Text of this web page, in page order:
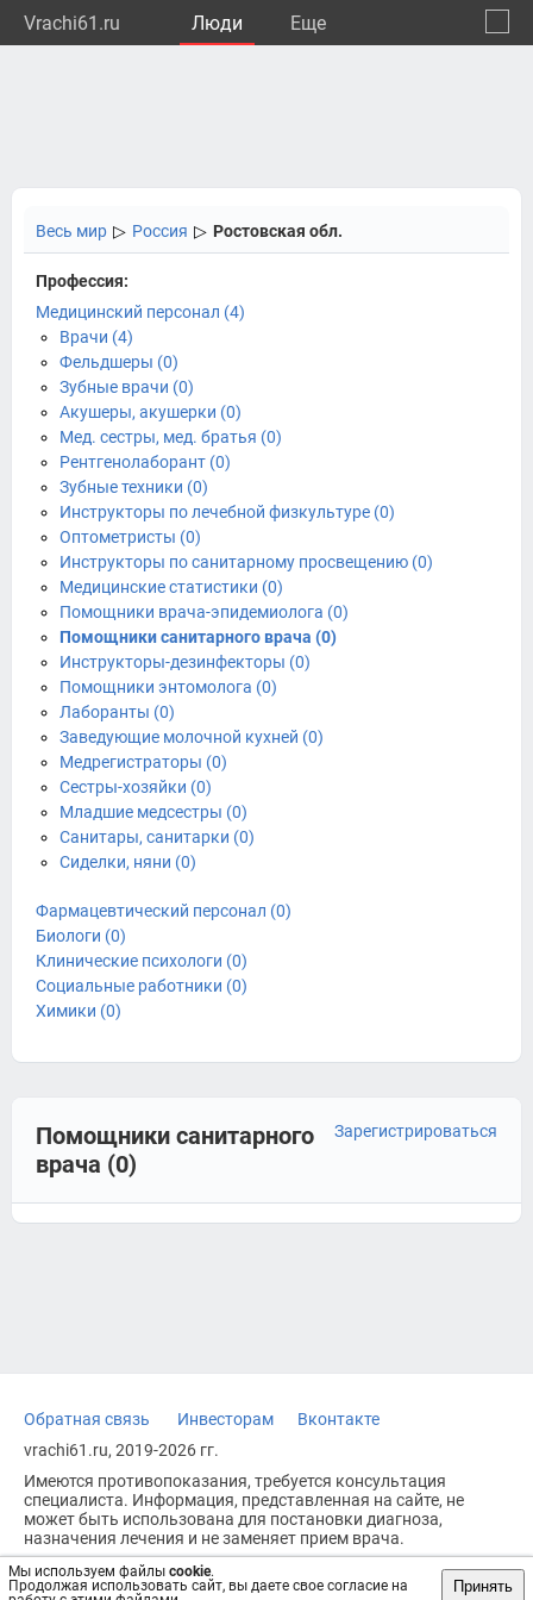
Vrachi61.ru Люди Eще
Мы используем файлы cookie.
Продолжая использовать сайт, вы даете свое согласие на
Принять
Весь мир ▷ Россия ▷ Ростовская обл.
Профессия:
Медицинский персонал (4)
Врачи (4)
Фельдшеры (0)
Зубные врачи (0)
Акушеры, акушерки (0)
Мед. сестры, мед. братья (0)
Рентгенолаборант (0)
Зубные техники (0)
Инструкторы по лечебной физкультуре (0)
Оптометристы (0)
Инструкторы по санитарному просвещению (0)
Медицинские статистики (0)
Помощники врача-эпидемиолога (0)
Помощники санитарного врача (0)
Инструкторы-дезинфекторы (0)
Помощники энтомолога (0)
Лаборанты (0)
Заведующие молочной кухней (0)
Медрегистраторы (0)
Сестры-хозяйки (0)
Младшие медсестры (0)
Санитары, санитарки (0)
Сиделки, няни (0)
Фармацевтический персонал (0)
Биологи (0)
Клинические психологи (0)
Социальные работники (0)
Химики (0)
Помощники санитарного
врача (0)
Зарегистрироваться
Обратная связь Инвесторам
Вконтакте
vrachi61.ru, 2019-2026 гг.
Имеются противопоказания, требуется консультация
специалиста. Информация, представленная на сайте, не
может быть использована для постановки диагноза,
назначения лечения и не заменяет прием врача.
Возрастное ограничение: 18+